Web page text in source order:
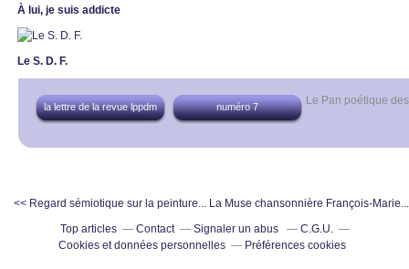
À lui, je suis addicte
Le S. D. F.
Le Pan poétique
la lettre de la revue lppdm numéro 7
<< Regard sémiotique sur la peinture... La Muse chansonnière François-
Top articles
Contact Signaler un abus
C.G.U.
Cookies et données personnelles
Préférences cookies